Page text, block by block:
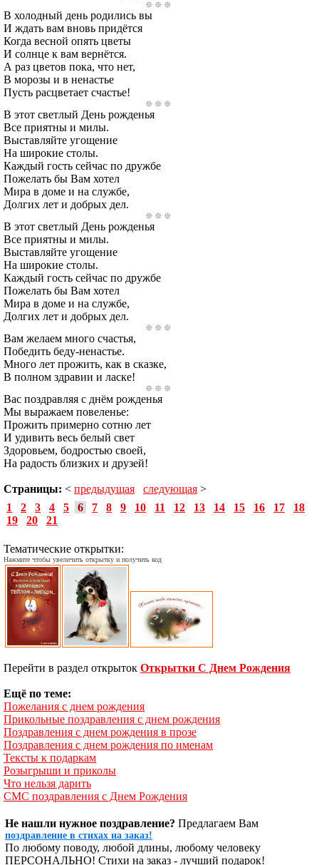
В холодный день родились вы
И ждать вам вновь придётся
Когда весной опять цветы
И солнце к вам вернётся.
А раз цветов пока, что нет,
В морозы и в ненастье
Пусть расцветает счастье!
В этот светлый День рожденья
Все приятны и милы.
Выставляйте угощение
На широкие столы.
Каждый гость сейчас по дружбе
Пожелать бы Вам хотел
Мира в доме и на службе,
Долгих лет и добрых дел.
В этот светлый День рожденья
Все приятны и милы.
Выставляйте угощение
На широкие столы.
Каждый гость сейчас по дружбе
Пожелать бы Вам хотел
Мира в доме и на службе,
Долгих лет и добрых дел.
Вам желаем много счастья,
Победить беду-ненастье.
Много лет прожить, как в сказке,
В полном здравии и ласке!
Вас поздравляя с днём рожденья
Мы выражаем повеленье:
Прожить примерно сотню лет
И удивить весь белый свет
Здоровьем, бодростью своей,
Hа радость близких и друзей!
Страницы: < предыдущая следующая >
1
2 3 4 5 6 7 8 9 10 11 12 13 14 15 16 17
18
19
20 21
Тематические открытки:
Нажмите чтобы увеличить открытку и получить код
Перейти в раздел открыток Открытки С Днем Рождения
Ещё по теме:
Пожелания с днем рождения
Прикольные поздравления с днем рождения
Поздравления с днем рождения в прозе
Поздравления с днем рождения по именам
Тексты к подаркам
Розыгрыши и приколы
Что нельзя дарить
СМС поздравления с Днем Рождения
Не нашли нужное поздравление? Предлагаем Вам
поздравление в стихах на заказ!
По любому поводу, любой длины, любому человеку
ПЕРСОНАЛЬНО! Стихи на заказ - лучший подарок!